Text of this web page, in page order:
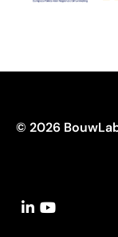
© 2026